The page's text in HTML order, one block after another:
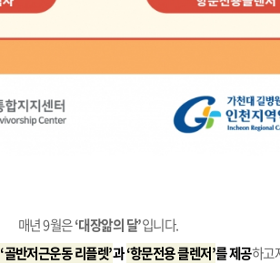
매년 9월은‘대장앎의 달’입니다.
‘골반저근운동 리플렛’과‘항문전용 클렌저’를 제공하고